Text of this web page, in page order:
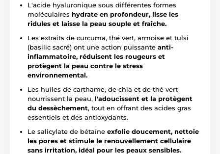
L'acide hyaluronique sous différentes formes
moléculaires hydrate en profondeur, lisse les
ridules et laisse la peau souple et fraîche.
Les extraits de curcuma, thé vert, armoise et tulsi
(basilic sacré) ont une action puissante anti-
inflammatoire, réduisent les rougeurs et
protègent la peau contre le stress
environnemental.
Les huiles de carthame, de chia et de thé vert
nourrissent la peau, l'adoucissent et la protègent
du dessèchement, tout en offrant des acides gras
essentiels et des antioxydants.
Le salicylate de bétaïne exfolie doucement, nettoie
les pores et stimule le renouvellement cellulaire
sans irritation, idéal pour les peaux sensibles.